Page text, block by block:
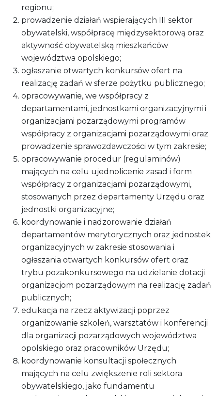
regionu;
prowadzenie działań wspierających III sektor
obywatelski, współpracę międzysektorową oraz
aktywność obywatelską mieszkańców
województwa opolskiego;
ogłaszanie otwartych konkursów ofert na
realizację zadań w sferze pożytku publicznego;
opracowywanie, we współpracy z
departamentami, jednostkami organizacyjnymi i
organizacjami pozarządowymi programów
współpracy z organizacjami pozarządowymi oraz
prowadzenie sprawozdawczości w tym zakresie;
opracowywanie procedur (regulaminów)
mających na celu ujednolicenie zasad i form
współpracy z organizacjami pozarządowymi,
stosowanych przez departamenty Urzędu oraz
jednostki organizacyjne;
koordynowanie i nadzorowanie działań
departamentów merytorycznych oraz jednostek
organizacyjnych w zakresie stosowania i
ogłaszania otwartych konkursów ofert oraz
trybu pozakonkursowego na udzielanie dotacji
organizacjom pozarządowym na realizację zadań
publicznych;
edukacja na rzecz aktywizacji poprzez
organizowanie szkoleń, warsztatów i konferencji
dla organizacji pozarządowych województwa
opolskiego oraz pracowników Urzędu;
koordynowanie konsultacji społecznych
mających na celu zwiększenie roli sektora
obywatelskiego, jako fundamentu